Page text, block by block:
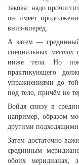
такова: надо
он имеет
вниз-вперёд.
А затем —
специальныхместах
ниже тела. Но
практикующего
упражнениями до той
под тело, причём не
Войдя снизу в
например, образом
другими
Затем достаточно
срединным
обоих меридианах,